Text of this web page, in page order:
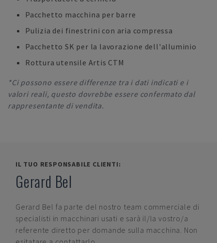
Pacchetto macchina per barre
Pulizia dei finestrini con aria compressa
Pacchetto SK per la lavorazione dell'alluminio
Rottura utensile Artis CTM
*Ci possono essere differenze tra i dati indicati e i
valori reali, questo dovrebbe essere confermato dal
rappresentante di vendita.
IL TUO RESPONSABILE CLIENTI:
Gerard Bel
Gerard Bel fa parte del nostro team commerciale di
specialisti in macchinari usati e sarà il/la vostro/a
referente diretto per domande sulla macchina. Non